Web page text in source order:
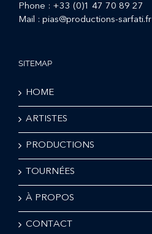
Phone : +33 (0)1 47 70 89 27
Mail : pias@productions-sarfati.fr
SITEMAP
HOME
ARTISTES
PRODUCTIONS
TOURNÉES
À PROPOS
CONTACT